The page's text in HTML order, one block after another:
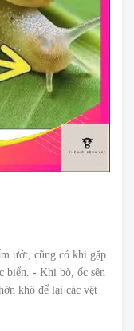
ướt, cũng có khi gặp
biển. - Khi bò, ốc sên
khô để lại các vệt